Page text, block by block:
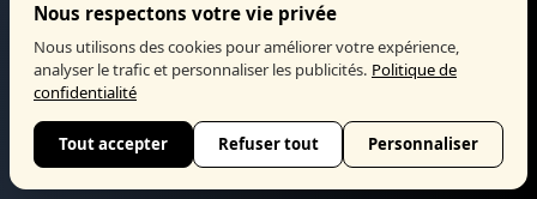
Nous respectons votre vie privée
Nous utilisons des cookies pour améliorer votre expérience,
analyser le trafic et personnaliser les publicités. Politique de
confidentialité
Tout accepter Refuser tout Personnaliser